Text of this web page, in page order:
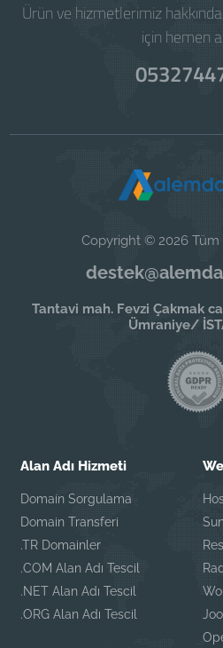
Ürün ve hizmetlerimiz
için hemen
Copyright © 2026 Tüm
Tantavi mah. Fevzi Çakmak
Ümraniye/
Alan Adı Hizmeti
Domain Sorgulama
Domain Transferi
.TR Domainler
.COM Alan Adı Tescil
.NET Alan Adı Tescil
.ORG Alan Adı Tescil